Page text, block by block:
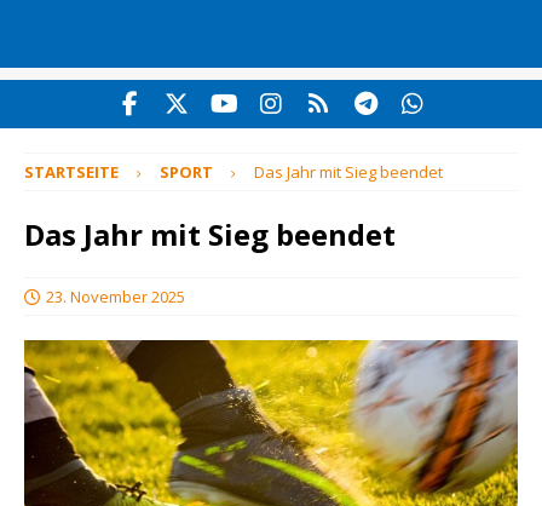
STARTSEITE SPORT Das Jahr mit Sieg beendet
Das Jahr mit Sieg beendet
23. November 2025